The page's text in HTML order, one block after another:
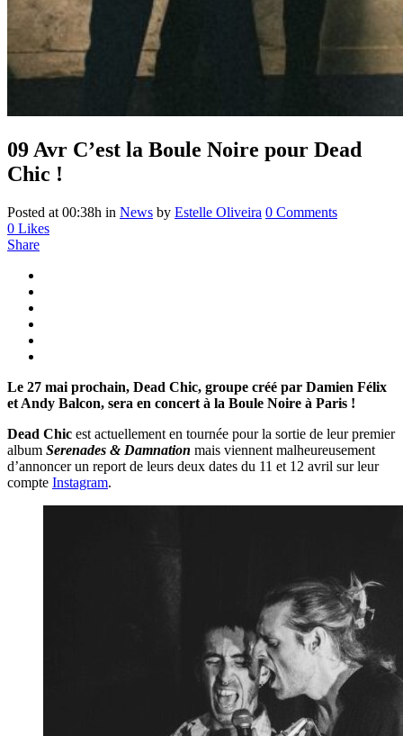
09 Avr C’est la Boule Noire pour Dead
Chic !
Posted at 00:38h in News by Estelle Oliveira 0 Comments
0 Likes
Share
Le 27 mai prochain, Dead Chic, groupe créé par Damien Félix
et Andy Balcon, sera en concert à la Boule Noire à Paris !
Dead Chic est actuellement en tournée pour la sortie de leur premier
album Serenades & Damnation mais viennent malheureusement
d’annoncer un report de leurs deux dates du 11 et 12 avril sur leur
compte Instagram.